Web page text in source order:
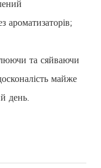
ароматизаторів;
та сяйваючи
майже
день.